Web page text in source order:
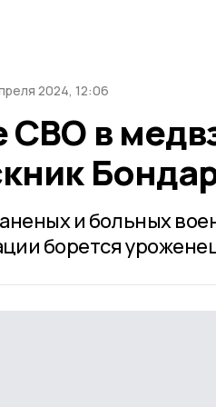
2024, 12:06
СВО в
и больных
борется